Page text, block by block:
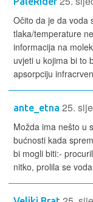
Očito da je da voda
tlaka/temperature
informacija na
uvjeti u kojima bi to
apsorpciju
ante_etna 25.
Možda ima nešto u
bućnosti kada
bi mogli biti:-
nitko, prolila se